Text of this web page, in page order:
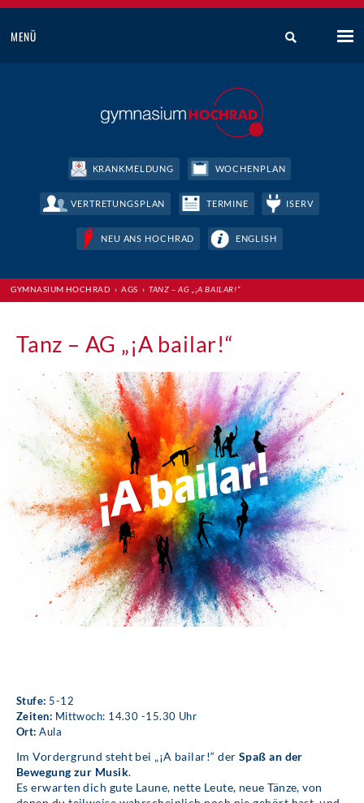
MENÜ
KRANKMELDUNG WOCHENPLAN
VERTRETUNGSPLAN TERMINE ISERV
NEU ANS HOCHRAD ENGLISH
GYMNASIUM HOCHRAD ›AGS › TANZ – AG „¡A BAILAR!“
Tanz – AG „¡A bailar!“
Stufe: 5-12
Zeiten: Mittwoch: 14.30 -15.30 Uhr
Ort: Aula
Im Vordergrund steht bei „¡A bailar!“ der Spaß an der
Bewegung zur Musik.
Es erwarten dich gute Laune, nette Leute, neue Tänze, von